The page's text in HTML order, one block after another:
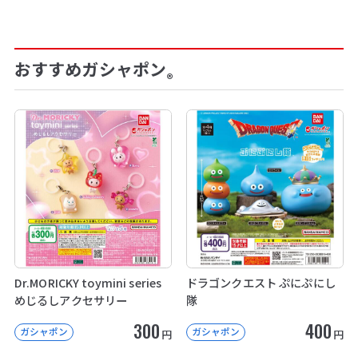
おすすめガシャポン®
Dr.MORICKY toymini series
めじるしアクセサリー
ガシャポン 300 円
ドラゴンクエスト ぷにぷにし
隊
ガシャポン 400 円